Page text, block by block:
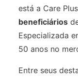
está a Care
beneficiários
Especializada
50 anos no
Entre seus